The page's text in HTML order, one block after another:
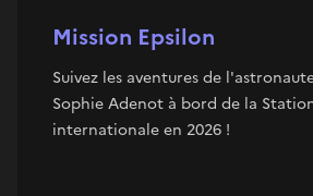
Mission Epsilon
Suivez les aventures de
Sophie Adenot à bord de la
internationale en 2026 !